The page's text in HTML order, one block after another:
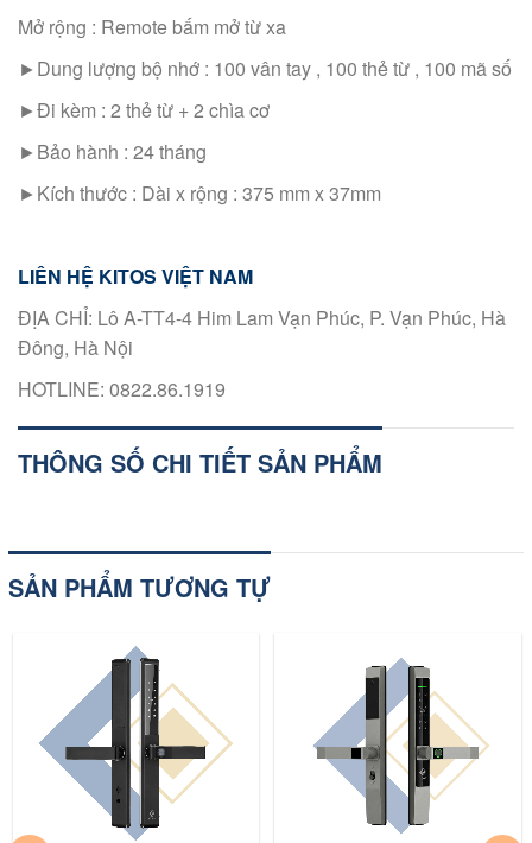
Mở rộng : Remote bấm mở từ xa
►Dung lượng bộ nhớ : 100 vân tay , 100 thẻ từ , 100 mã số
►Đi kèm : 2 thẻ từ + 2 chìa cơ
►Bảo hành : 24 tháng
►Kích thước : Dài x rộng : 375 mm x 37mm
LIÊN HỆ KITOS VIỆT NAM
ĐỊA CHỈ: Lô A-TT4-4 Him Lam Vạn Phúc, P. Vạn Phúc, Hà
Đông, Hà Nội
HOTLINE: 0822.86.1919
THÔNG SỐ CHI TIẾT SẢN PHẨM
SẢN PHẨM TƯƠNG TỰ